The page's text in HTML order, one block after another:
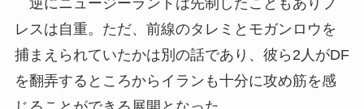
逆にニュージーランドは先制したこともありプ
レスは自重。ただ、前線のタレミとモガンロウを
捕まえられていたかは別の話であり、彼ら2人がDF
を翻弄するところからイランも十分に攻め筋を感